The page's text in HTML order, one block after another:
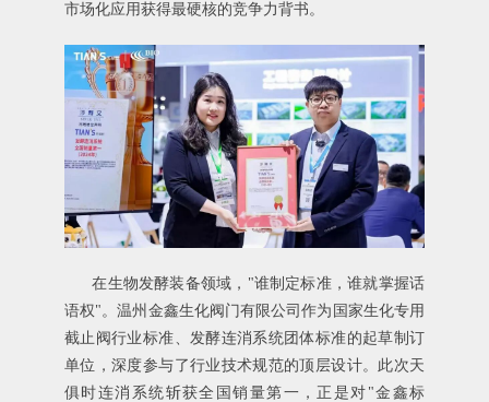
市场化应用获得最硬核的竞争力背书。
在生物发酵装备领域，"谁制定标准，谁就掌握话
语权"。温州金鑫生化阀门有限公司作为国家生化专用
截止阀行业标准、发酵连消系统团体标准的起草制订
单位，深度参与了行业技术规范的顶层设计。此次天
俱时连消系统斩获全国销量第一，正是对"金鑫标